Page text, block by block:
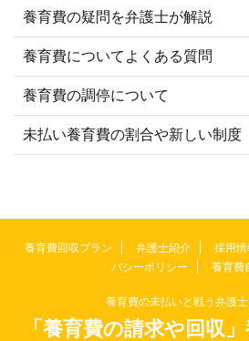
養育費の疑問を弁護士が解説
養育費についてよくある質問
養育費の調停について
未払い養育費の割合や新しい制度
養育費回収プラン 弁護士紹介 採用情
バシーポリシー
養育費
養育費の未払いと戦う弁護
「養育費の請求や回収